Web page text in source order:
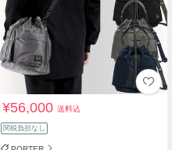
¥56,000送料込
関税負担なし